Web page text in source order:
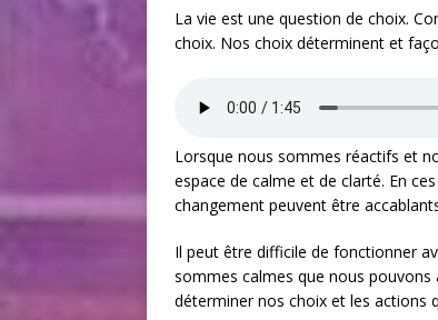
La vie est une question de choix.
choix. Nos choix déterminent et
Lorsque nous sommes réactifs et
espace de calme et de clarté. En
changement peuvent être
Il peut être difficile de fonctionner
sommes calmes que nous
déterminer nos choix et les actions